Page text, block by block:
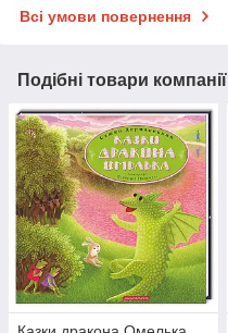
Всі умови повернення
Подібні товари компанії